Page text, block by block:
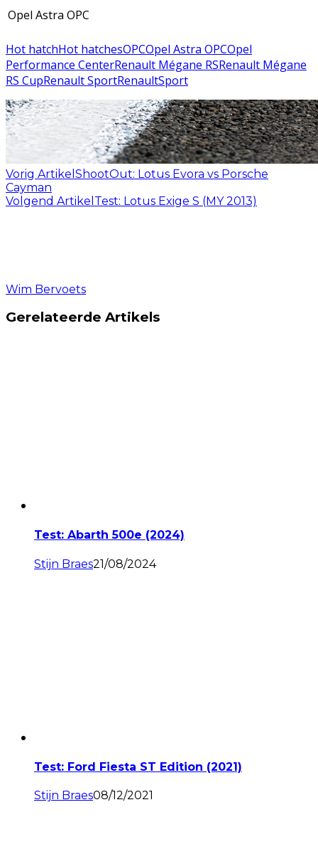
Opel Astra OPC
Hot hatchHot hatchesOPCOpel Astra OPCOpel
Performance CenterRenault Mégane RSRenault Mégane
RS CupRenault SportRenaultSport
Vorig Artikel ShootOut: Lotus Evora vs Porsche
Cayman
Volgend Artikel Test: Lotus Exige S (MY 2013)
Wim Bervoets
Gerelateerde Artikels
Test: Abarth 500e (2024)
Stijn Braes21/08/2024
Test: Ford Fiesta ST Edition (2021)
Stijn Braes08/12/2021